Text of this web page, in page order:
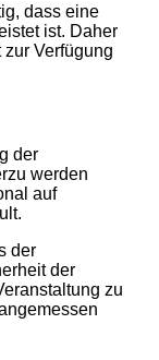
dass eine
ist. Daher
Verfügung
der
werden
auf
der
der
zu